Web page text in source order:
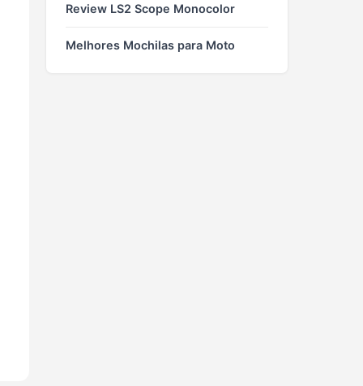
Review LS2 Scope Monocolor
Melhores Mochilas para Moto